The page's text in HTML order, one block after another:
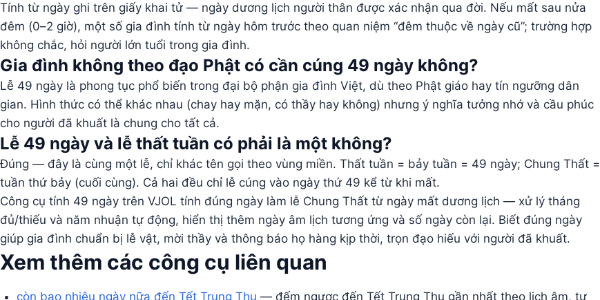
Tính từ ngày ghi trên giấy khai tử — ngày dương lịch người thân được xác nhận qua đời. Nếu mất sau nửa
đêm (0–2 giờ), một số gia đình tính từ ngày hôm trước theo quan niệm “đêm thuộc về ngày cũ”; trường hợp
không chắc, hỏi người lớn tuổi trong gia đình.
Gia đình không theo đạo Phật có cần cúng 49 ngày không?
Lễ 49 ngày là phong tục phổ biến trong đại bộ phận gia đình Việt, dù theo Phật giáo hay tín ngưỡng dân
gian. Hình thức có thể khác nhau (chay hay mặn, có thầy hay không) nhưng ý nghĩa tưởng nhớ và cầu phúc
cho người đã khuất là chung cho tất cả.
Lễ 49 ngày và lễ thất tuần có phải là một không?
Đúng — đây là cùng một lễ, chỉ khác tên gọi theo vùng miền. Thất tuần = bảy tuần = 49 ngày; Chung Thất =
tuần thứ bảy (cuối cùng). Cả hai đều chỉ lễ cúng vào ngày thứ 49 kể từ khi mất.
Công cụ tính 49 ngày trên VJOL tính đúng ngày làm lễ Chung Thất từ ngày mất dương lịch — xử lý tháng
đủ/thiếu và năm nhuận tự động, hiển thị thêm ngày âm lịch tương ứng và số ngày còn lại. Biết đúng ngày
giúp gia đình chuẩn bị lễ vật, mời thầy và thông báo họ hàng kịp thời, trọn đạo hiếu với người đã khuất.
Xem thêm các công cụ liên quan
còn bao nhiêu ngày nữa đến Tết Trung Thu — đếm ngược đến Tết Trung Thu gần nhất theo lịch âm, tự